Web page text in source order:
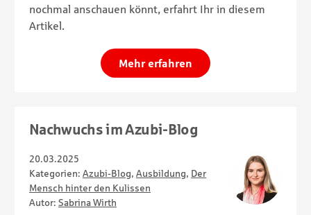
nochmal anschauen könnt, erfahrt Ihr in diesem
Artikel.
Mehr erfahren
Nachwuchs im Azubi-Blog
20.03.2025
Kategorien: Azubi-Blog, Ausbildung, Der
Mensch hinter den Kulissen
Autor: Sabrina Wirth